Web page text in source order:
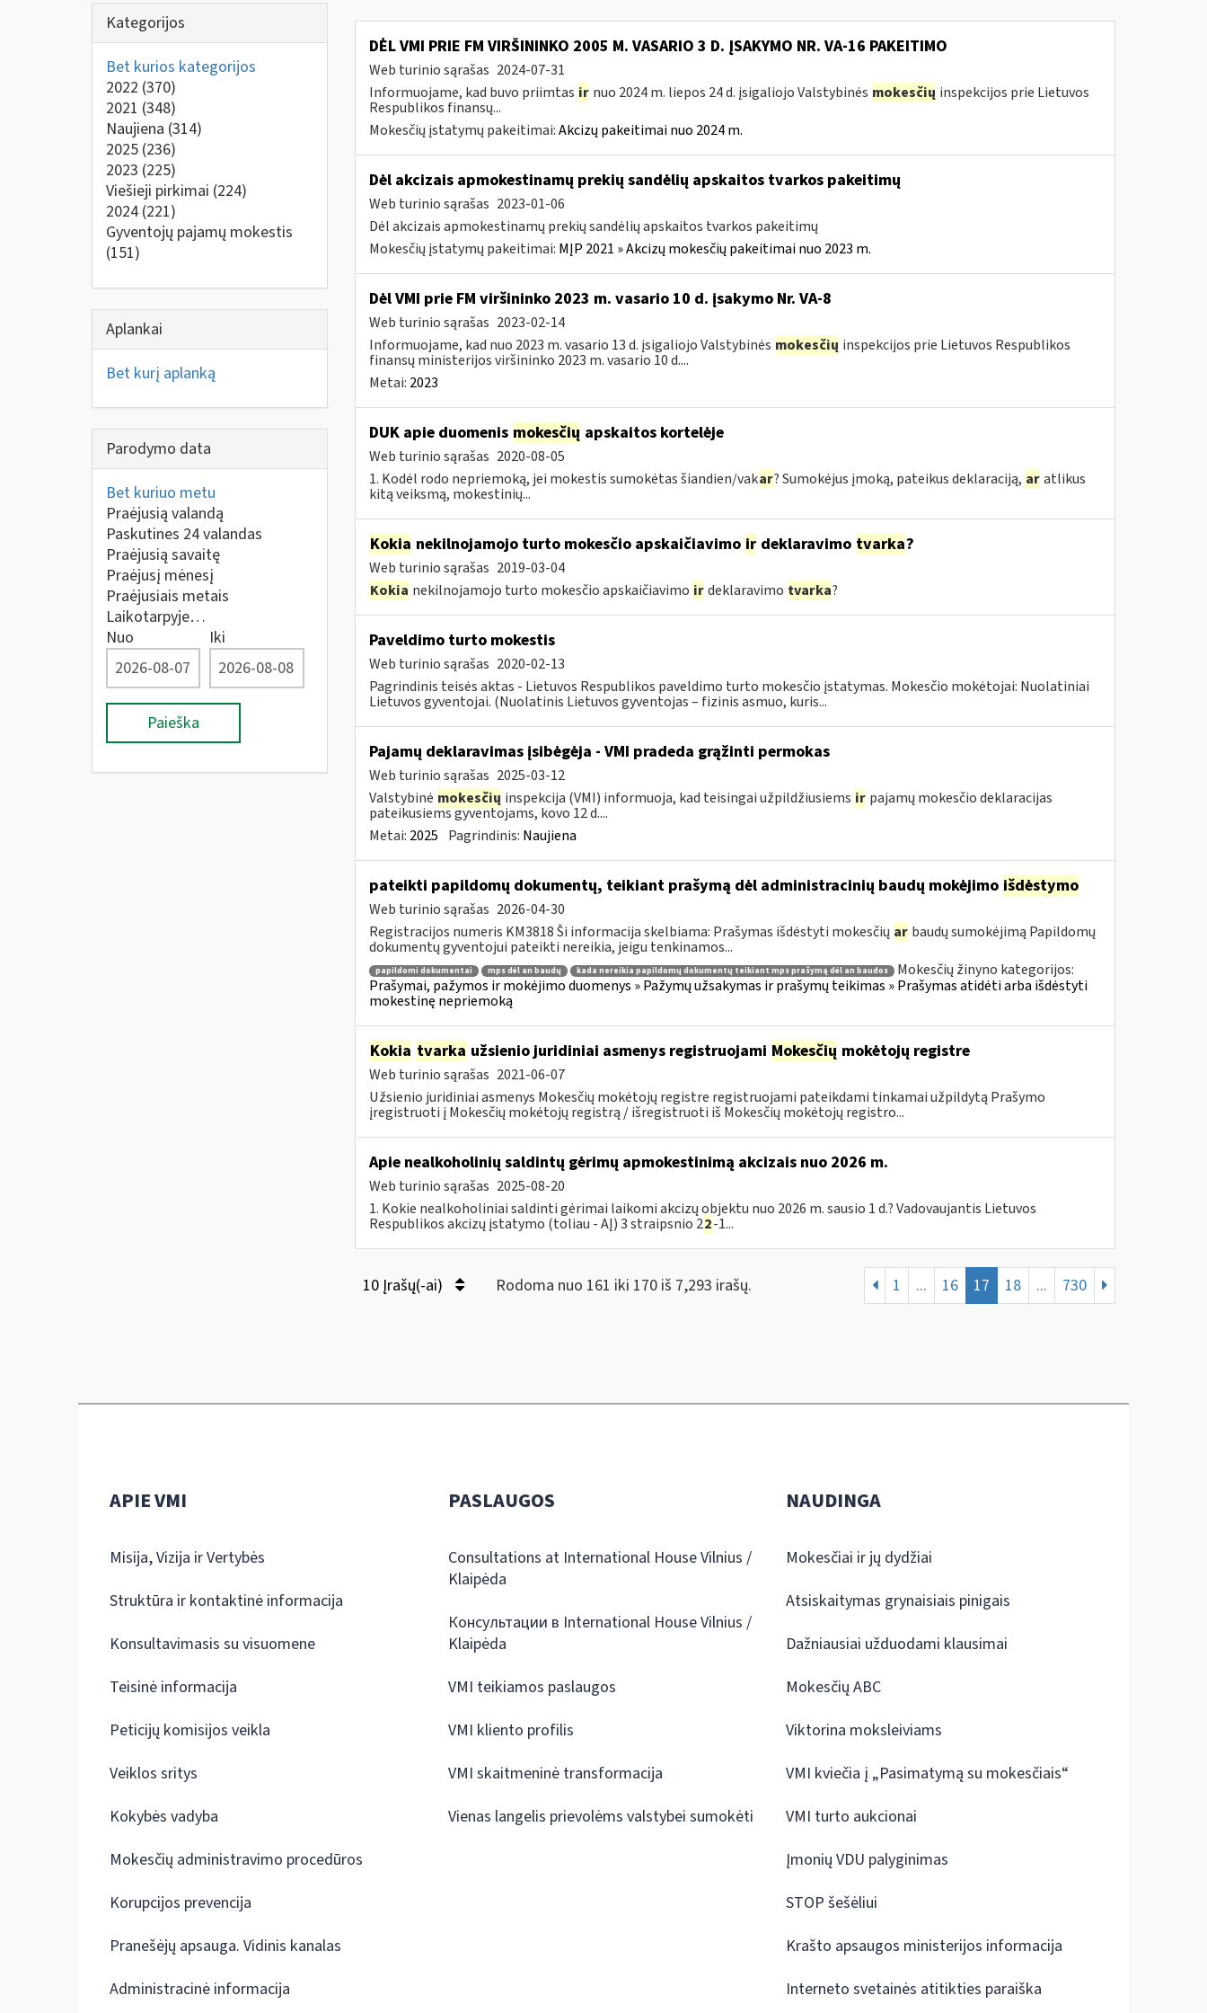
Kategorijos
Bet kurios kategorijos
2022 (370)
2021 (348)
Naujiena (314)
2025 (236)
2023 (225)
Viešieji pirkimai (224)
2024 (221)
Gyventojų pajamų mokestis
(151)
Aplankai
Bet kurį aplanką
Parodymo data
Bet kuriuo metu
Praėjusią valandą
Paskutines 24 valandas
Praėjusią savaitę
Praėjusį mėnesį
Praėjusiais metais
Laikotarpyje…
Nuo
Iki
Paieška
DĖL VMI PRIE FM VIRŠININKO 2005 M. VASARIO 3 D. ĮSAKYMO NR. VA-16 PAKEITIMO
Web turinio sąrašas 2024-07-31
Informuojame, kad buvo priimtas ir nuo 2024 m. liepos 24 d. įsigaliojo Valstybinės mokesčių inspekcijos prie Lietuvos
Respublikos finansų...
Mokesčių įstatymų pakeitimai:Akcizų pakeitimai nuo 2024 m.
Dėl akcizais apmokestinamų prekių sandėlių apskaitos tvarkos pakeitimų
Web turinio sąrašas 2023-01-06
Dėl akcizais apmokestinamų prekių sandėlių apskaitos tvarkos pakeitimų
Mokesčių įstatymų pakeitimai: MĮP 2021 » Akcizų mokesčių pakeitimai nuo 2023 m.
Dėl VMI prie FM viršininko 2023 m. vasario 10 d. įsakymo Nr. VA-8
Web turinio sąrašas 2023-02-14
Informuojame, kad nuo 2023 m. vasario 13 d. įsigaliojo Valstybinės mokesčių inspekcijos prie Lietuvos Respublikos
finansų ministerijos viršininko 2023 m. vasario 10 d....
Metai: 2023
DUK apie duomenis mokesčių apskaitos kortelėje
Web turinio sąrašas 2020-08-05
1. Kodėl rodo nepriemoką, jei mokestis sumokėtas šiandien/vakar? Sumokėjus įmoką, pateikus deklaraciją, ar atlikus
kitą veiksmą, mokestinių...
Kokia nekilnojamojo turto mokesčio apskaičiavimo irdeklaravimo tvarka?
Web turinio sąrašas 2019-03-04
Kokia nekilnojamojo turto mokesčio apskaičiavimo ir deklaravimo tvarka?
Paveldimo turto mokestis
Web turinio sąrašas 2020-02-13
Pagrindinis teisės aktas - Lietuvos Respublikos paveldimo turto mokesčio įstatymas. Mokesčio mokėtojai: Nuolatiniai
Lietuvos gyventojai. (Nuolatinis Lietuvos gyventojas – fizinis asmuo, kuris...
Pajamų deklaravimas įsibėgėja - VMI pradeda grąžinti permokas
Web turinio sąrašas 2025-03-12
Valstybinė mokesčių inspekcija (VMI) informuoja, kad teisingai užpildžiusiems ir pajamų mokesčio deklaracijas
pateikusiems gyventojams, kovo 12 d....
Metai: 2025 Pagrindinis: Naujiena
pateikti papildomų dokumentų, teikiant prašymą dėl administracinių baudų mokėjimo išdėstymo
Web turinio sąrašas 2026-04-30
Registracijos numeris KM3818 Ši informacija skelbiama: Prašymas išdėstyti mokesčių ar baudų sumokėjimą Papildomų
dokumentų gyventojui pateikti nereikia, jeigu tenkinamos...
papildomi dokumentai mps dėl an baudų kada nereikia papildomų dokumentų teikiant mps prašymą dėl an baudos
Mokesčių žinyno kategorijos:
Prašymai, pažymos ir mokėjimo duomenys » Pažymų užsakymas ir prašymų teikimas » Prašymas atidėti arba išdėstyti
mokestinę nepriemoką
Kokia tvarka užsienio juridiniai asmenys registruojami Mokesčių mokėtojų registre
Web turinio sąrašas 2021-06-07
Užsienio juridiniai asmenys Mokesčių mokėtojų registre registruojami pateikdami tinkamai užpildytą Prašymo
įregistruoti į Mokesčių mokėtojų registrą / išregistruoti iš Mokesčių mokėtojų registro...
Apie nealkoholinių saldintų gėrimų apmokestinimą akcizais nuo 2026 m.
Web turinio sąrašas 2025-08-20
1. Kokie nealkoholiniai saldinti gėrimai laikomi akcizų objektu nuo 2026 m. sausio 1 d.? Vadovaujantis Lietuvos
Respublikos akcizų įstatymo (toliau - AĮ) 3 straipsnio 22-1...
10 Įrašų(-ai) Rodoma nuo 161 iki 170 iš 7,293 irašų. 1 ... 16 17 18 ... 730
APIE VMI
Misija, Vizija ir Vertybės
Struktūra ir kontaktinė informacija
Konsultavimasis su visuomene
Teisinė informacija
Peticijų komisijos veikla
Veiklos sritys
Kokybės vadyba
Mokesčių administravimo procedūros
Korupcijos prevencija
Pranešėjų apsauga. Vidinis kanalas
Administracinė informacija
PASLAUGOS
Consultations at International House Vilnius /
Klaipėda
Консультации в International House Vilnius /
Klaipėda
VMI teikiamos paslaugos
VMI kliento profilis
VMI skaitmeninė transformacija
Vienas langelis prievolėms valstybei sumokėti
NAUDINGA
Mokesčiai ir jų dydžiai
Atsiskaitymas grynaisiais pinigais
Dažniausiai užduodami klausimai
Mokesčių ABC
Viktorina moksleiviams
VMI kviečia į „Pasimatymą su mokesčiais“
VMI turto aukcionai
Įmonių VDU palyginimas
STOP šešėliui
Krašto apsaugos ministerijos informacija
Interneto svetainės atitikties paraiška